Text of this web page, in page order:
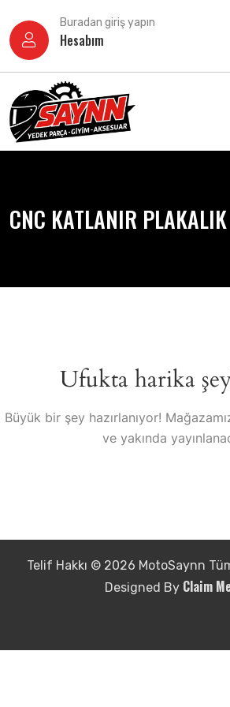
atla
Buradan giriş yapın
Hesabım
CNC KATLANIR PLAKALIK
Ufukta harika
Büyük bir şey hazırlanıyor!
ve yakında
Telif Hakkı © 2026 MotoSaynn Tüm
Designed By Claim